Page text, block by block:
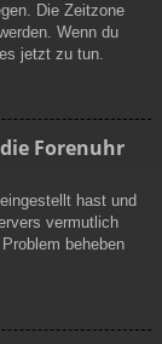
Die Zeitzone
Wenn du
jetzt zu tun.
Forenuhr
hast und
vermutlich
beheben